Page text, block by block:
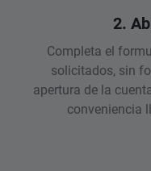
2.
Completa el
solicitados, sin
apertura de la
conveniencia